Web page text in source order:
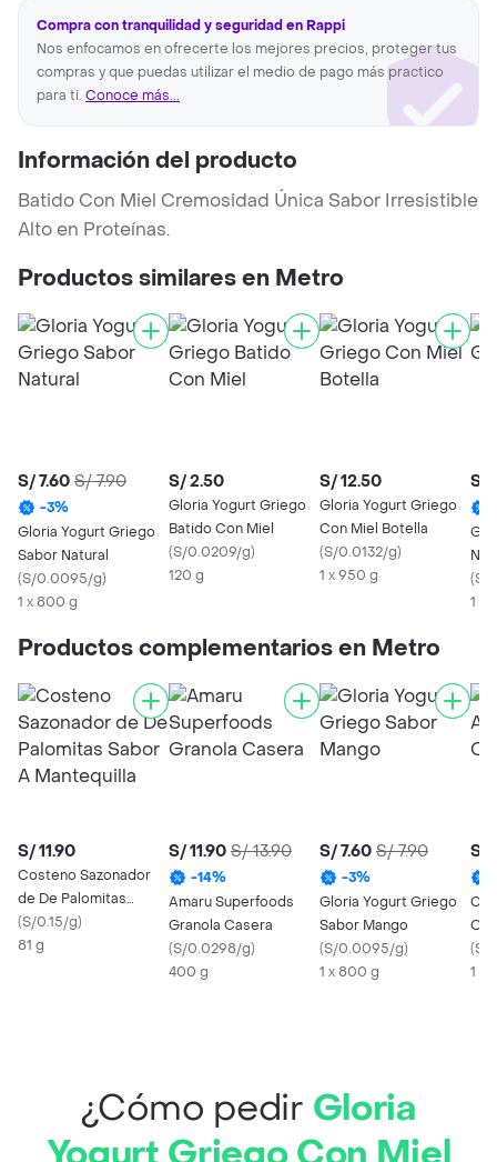
Compra con tranquilidad y seguridad en Rappi
Nos enfocamos en ofrecerte los mejores precios, proteger tus
compras y que puedas utilizar el medio de pago más practico
para ti. Conoce más...
Información del producto
Batido Con Miel Cremosidad Única Sabor Irresistible
Alto en Proteínas.
Productos similares en Metro
S/ 7.60 S/ 7.90
-3%
Gloria Yogurt Griego
Sabor Natural
(S/0.0095/g)
1 x 800 g
S/ 2.50
Gloria Yogurt Griego
Batido Con Miel
(S/0.0209/g)
120 g
S/ 12.50
Gloria Yogurt Griego
Con Miel Botella
(S/0.0132/g)
1 x 950 g
S/
(S/
1 x
Productos complementarios en Metro
S/ 11.90
Costeno Sazonador
de De Palomitas
Sabor A Mantequilla
(S/0.15/g)
81 g
S/ 11.90 S/ 13.90
-14%
Amaru Superfoods
Granola Casera
(S/0.0298/g)
400 g
S/ 7.60 S/ 7.90
-3%
Gloria Yogurt Griego
Sabor Mango
(S/0.0095/g)
1 x 800 g
S/
(S/
1 x
¿Cómo pedir Gloria